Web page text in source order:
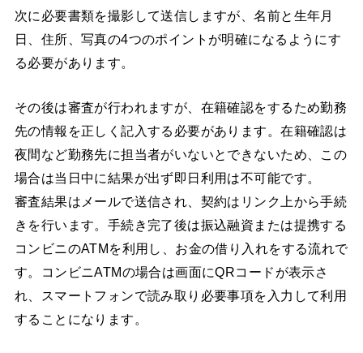
次に必要書類を撮影して送信しますが、名前と生年月
日、住所、写真の4つのポイントが明確になるようにす
る必要があります。
その後は審査が行われますが、在籍確認をするため勤務
先の情報を正しく記入する必要があります。在籍確認は
夜間など勤務先に担当者がいないとできないため、この
場合は当日中に結果が出ず即日利用は不可能です。
審査結果はメールで送信され、契約はリンク上から手続
きを行います。手続き完了後は振込融資または提携する
コンビニのATMを利用し、お金の借り入れをする流れで
す。コンビニATMの場合は画面にQRコードが表示さ
れ、スマートフォンで読み取り必要事項を入力して利用
することになります。